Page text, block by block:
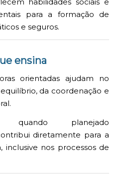
habilidades sociais e
para a formação de
e seguros.
ensina
orientadas ajudam no
da coordenação e
quando planejado
diretamente para a
inclusive nos processos de